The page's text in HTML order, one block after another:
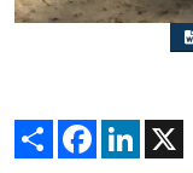
Sdílet Facebook
LinkedIn